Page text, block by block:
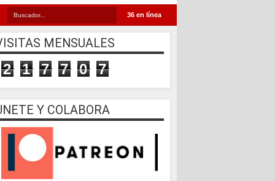
36 en línea
MENSUALES
2 1 7 7 0 7
Y COLABORA